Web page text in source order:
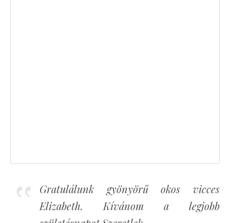
Gratulálunk gyönyörű okos vicces
Elizabeth. Kívánom a legjobb